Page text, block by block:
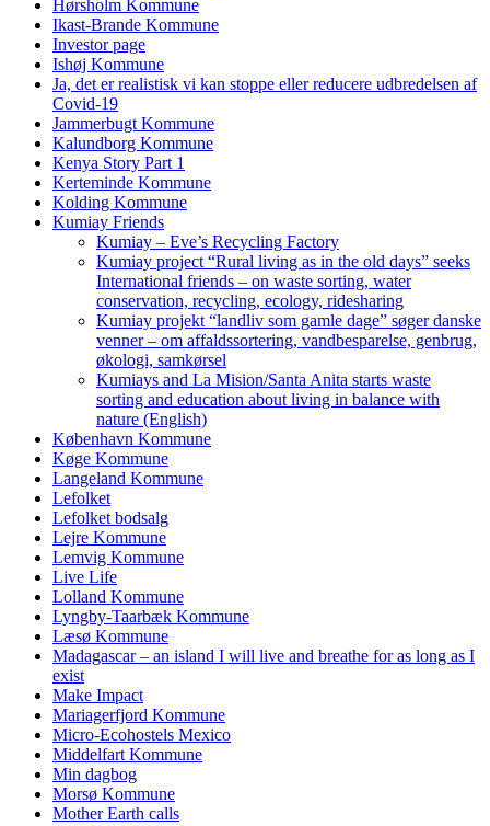
Hørsholm Kommune
Ikast-Brande Kommune
Investor page
Ishøj Kommune
Ja, det er realistisk vi kan stoppe eller reducere udbredelsen af
Covid-19
Jammerbugt Kommune
Kalundborg Kommune
Kenya Story Part 1
Kerteminde Kommune
Kolding Kommune
Kumiay Friends
Kumiay – Eve’s Recycling Factory
Kumiay project “Rural living as in the old days” seeks
International friends – on waste sorting, water
conservation, recycling, ecology, ridesharing
Kumiay projekt “landliv som gamle dage” søger danske
venner – om affaldssortering, vandbesparelse, genbrug,
økologi, samkørsel
Kumiays and La Mision/Santa Anita starts waste
sorting and education about living in balance with
nature (English)
København Kommune
Køge Kommune
Langeland Kommune
Lefolket
Lefolket bodsalg
Lejre Kommune
Lemvig Kommune
Live Life
Lolland Kommune
Lyngby-Taarbæk Kommune
Læsø Kommune
Madagascar – an island I will live and breathe for as long as I
exist
Make Impact
Mariagerfjord Kommune
Micro-Ecohostels Mexico
Middelfart Kommune
Min dagbog
Morsø Kommune
Mother Earth calls